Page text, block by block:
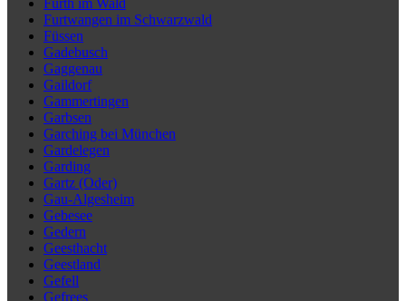
Furth im Wald
Furtwangen im Schwarzwald
Füssen
Gadebusch
Gaggenau
Gaildorf
Gammertingen
Garbsen
Garching bei München
Gardelegen
Garding
Gartz (Oder)
Gau-Algesheim
Gebesee
Gedern
Geesthacht
Geestland
Gefell
Gefrees